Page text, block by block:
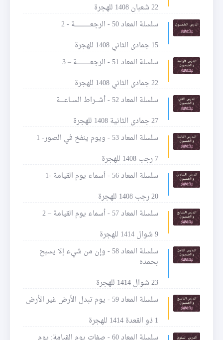
22 شعبان 1408 للهجرة
سلسلة المعاد 50 - الرجعـــــــــــــــة - 2
15 جمادى الثاني 1408 للهجرة
سلسلة المعاد 51 - الرجعـــــــــــــة – 3
22 جمادى الثاني 1408 للهجرة
سلسلة المعاد 52 - أشـــراط الســاعــــة
27 جمادى الثانية 1408 للهجرة
سلسلة المعاد 53 - ويوم ينفخ في الصور- 1
7 رجب 1408 للهجرة
سلسلة المعاد 56 - أسماء يوم القيامة -1
20 رجب 1408 للهجرة
سلسلة المعاد 57 - أسماء يوم القيامة – 2
9 شوال 1414 للهجرة
سلسلة المعاد 58 - وإن من شيء إلا يسبح
بحمده
23 شوال 1414 للهجرة
سلسلة المعاد 59 - يوم تبدل الأرض غير الأرض
1 ذو القعدة 1414 للهجرة